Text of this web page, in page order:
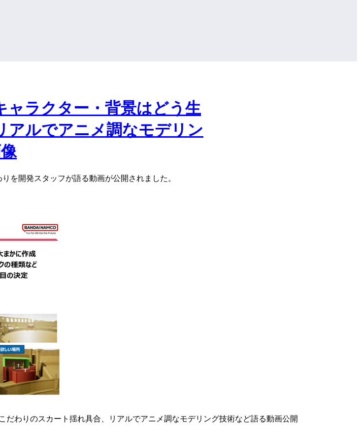
ャラクター・背景はどう生
アルでアニメ調なモデリン
を開発スタッフが語る動画が公開されました。
だわりのスカート揺れ具合、リアルでアニメ調なモデリング技術など語る動画公開